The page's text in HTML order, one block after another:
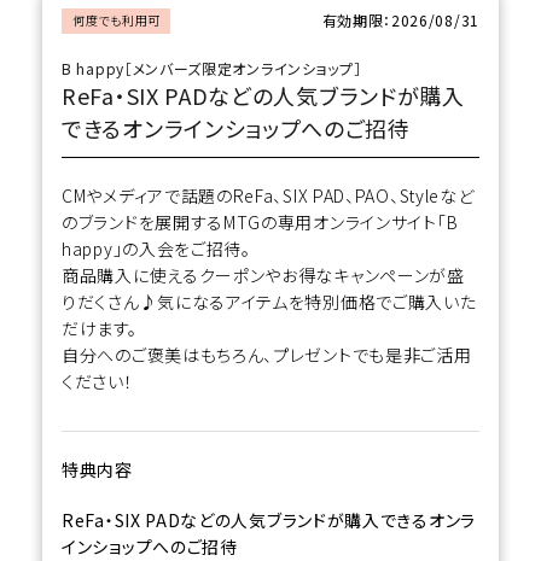
ブランド
お知らせ
よくあるご質問
何度でも利用可 有効期限：2026/08/31
B happy［メンバーズ限定オンラインショップ］
ReFa・SIX PADなどの人気ブランドが購入
できるオンラインショップへのご招待
CMやメディアで話題のReFa、SIX PAD、PAO、Styleなど
のブランドを展開するMTGの専用オンラインサイト「B
happy」の入会をご招待。
商品購入に使えるクーポンやお得なキャンペーンが盛
りだくさん♪気になるアイテムを特別価格でご購入いた
だけます。
自分へのご褒美はもちろん、プレゼントでも是非ご活用
ください！
特典内容
ReFa・SIX PADなどの人気ブランドが購入できるオンラ
インショップへのご招待